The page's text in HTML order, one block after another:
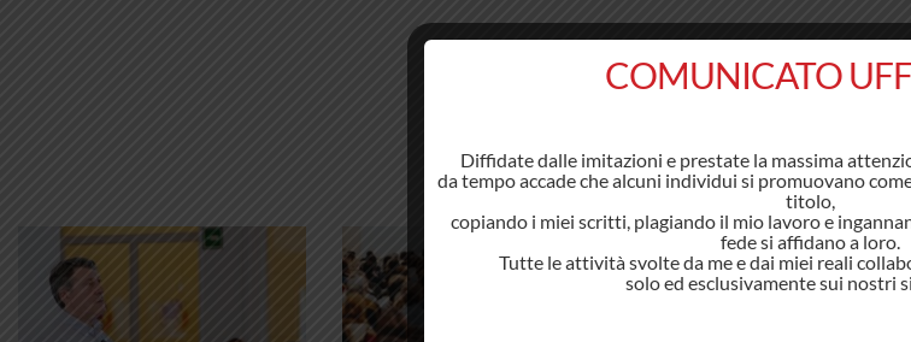
Percorsi Formativi
Master di formazione, training
COMUNICATO
Diffidate dalle imitazioni e prestate la massima
da tempo accade che alcuni individui si promuovano
titolo,
copiando i miei scritti, plagiando il mio lavoro e
fede si affidano a loro.
Tutte le attività svolte da me e dai miei reali
solo ed esclusivamente sui nostri